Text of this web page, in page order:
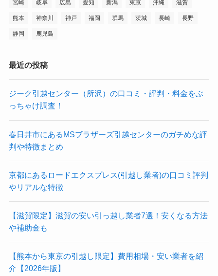
宮崎 岐阜 広島 愛知 新潟 東京 沖縄 滋賀
熊本 神奈川 神戸 福岡 群馬 茨城 長崎 長野
静岡 鹿児島
最近の投稿
ジーク引越センター（所沢）の口コミ・評判・料金をぶ
っちゃけ調査！
春日井市にあるMSブラザーズ引越センターのガチめな評
判や特徴まとめ
京都にあるロードエクスプレス(引越し業者)の口コミ評判
やリアルな特徴
【滋賀限定】滋賀の安い引っ越し業者7選！安くなる方法
や補助金も
【熊本から東京の引越し限定】費用相場・安い業者を紹
介【2026年版】